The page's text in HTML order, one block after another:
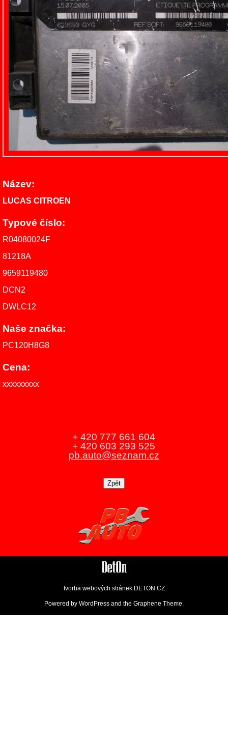
Název:
LUCAS CITROEN
Typové číslo:
R04080024F
81218A
9659119480
DCN2
DWLC12
Naše značka:
PC120H8G8
Cena:
xxxxxxxxx
+ 420 777 661 604
+ 420 603 293 525
pb.auto@seznam.cz
tvorba webových stránek DETON.CZ
Powered by WordPress and the Graphene Theme